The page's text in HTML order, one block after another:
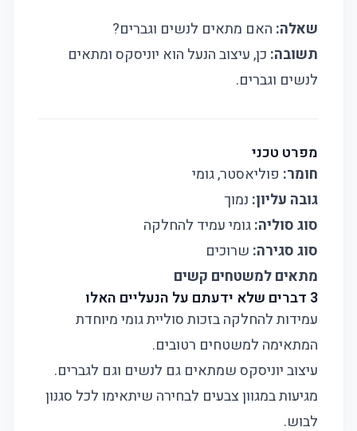
שאלה: האם מתאים לנשים וגברים?
תשובה: כן, עיצוב הנעל הוא יוניסקס ומתאים
לנשים וגברים.
מפרט טכני
חומר: פוליאסטר, גומי
גובה עליון: נמוך
סוג סוליה:גומי עמיד להחלקה
סוג סגירה: שרוכים
מתאים למשטחים קשים
3 דברים שלא ידעתם על הנעליים האלו
עמידות להחלקה בזכות סוליית גומי מיוחדת
המתאימה למשטחים רטובים.
עיצוב יוניסקס שמתאים גם לנשים וגם לגברים.
מגיעות במגוון צבעים לבחירה שיתאימו לכל סגנון
לבוש.